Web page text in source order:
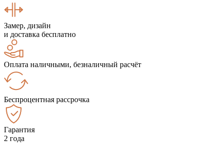
Замер, дизайн
и доставка бесплатно
Оплата наличными, безналичный расчёт
Беспроцентная рассрочка
Гарантия
2 года